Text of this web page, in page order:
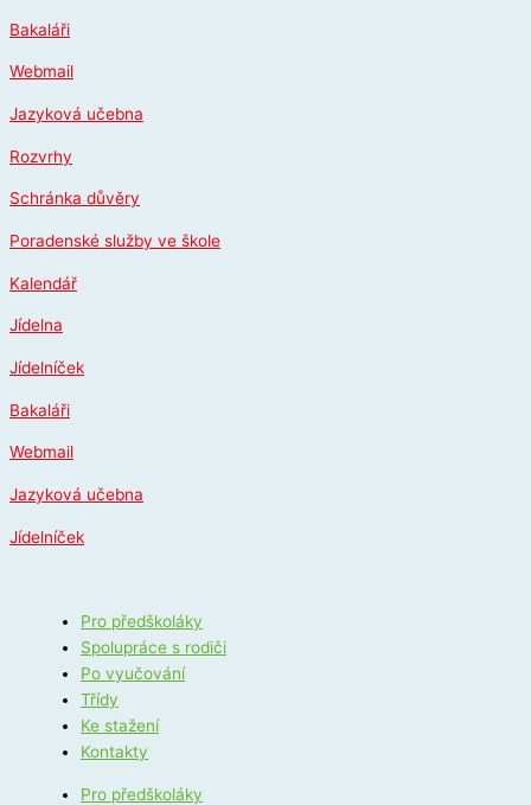
na
obsah
Bakaláři
Webmail
Jazyková učebna
Rozvrhy
Schránka důvěry
Poradenské služby ve škole
Kalendář
Jídelna
Jídelníček
Bakaláři
Webmail
Jazyková učebna
Jídelníček
Pro předškoláky
Spolupráce s rodiči
Po vyučování
Třídy
Ke stažení
Kontakty
Pro předškoláky